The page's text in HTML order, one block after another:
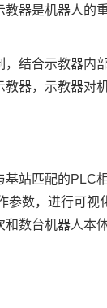
器是机器人的
结合示教器
器，示教器对
基站匹配的PLC
数，进行可
数台机器人本